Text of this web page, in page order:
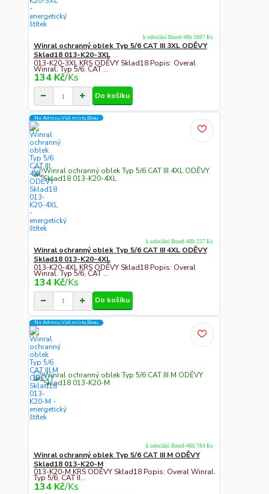
Winral ochranný oblek Typ 5/6 CAT III 3XL ODĚVY
Sklad18 013-K20-3XL
013-K20-3XL KRS ODĚVY Sklad18 Popis: Overal
Winral. Typ 5/6, CAT ...
134 Kč/Ks
k odeslání Ihned-48h 1897 Ks
Do košíku
Na Adresu,Výd.místo,Boxu
Winral ochranný oblek Typ 5/6 CAT III 4XL ODĚVY
Sklad18 013-K20-4XL
013-K20-4XL KRS ODĚVY Sklad18 Popis: Overal
Winral. Typ 5/6, CAT ...
134 Kč/Ks
k odeslání Ihned-48h 227 Ks
Do košíku
Na Adresu,Výd.místo,Boxu
Winral ochranný oblek Typ 5/6 CAT III M ODĚVY
Sklad18 013-K20-M
013-K20-M KRS ODĚVY Sklad18 Popis: Overal Winral.
Typ 5/6, CAT II...
134 Kč/Ks
k odeslání Ihned-48h 784 Ks